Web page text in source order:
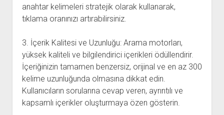
anahtar kelimeleri stratejik olarak kullanarak,
tıklama oranınızı artırabilirsiniz.
3. İçerik Kalitesi ve Uzunluğu: Arama motorları,
yüksek kaliteli ve bilgilendirici içerikleri ödüllendirir.
İçeriğinizin tamamen benzersiz, orijinal ve en az 300
kelime uzunluğunda olmasına dikkat edin.
Kullanıcıların sorularına cevap veren, ayrıntılı ve
kapsamlı içerikler oluşturmaya özen gösterin.